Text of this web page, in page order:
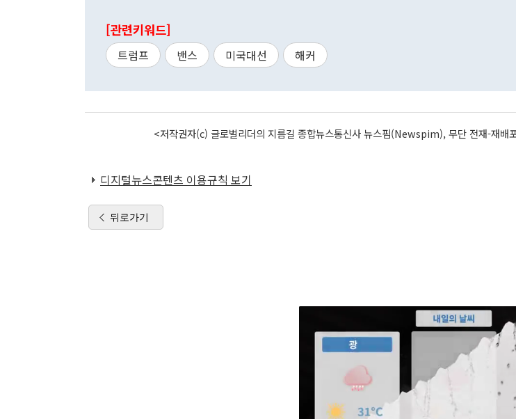
[관련키워드]
트럼프 밴스 미국대선 해커
<저작권자(c) 글로벌리더의 지름길 종합뉴스통신사 뉴스핌(Newspim), 무단 전재-재배
디지털뉴스콘텐츠 이용규칙 보기
뒤로가기